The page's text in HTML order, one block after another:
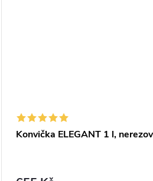
Konvička ELEGANT 1 l,